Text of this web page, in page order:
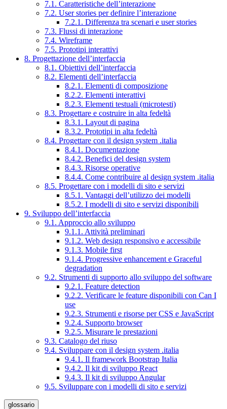
7.1. Caratteristiche dell’interazione
7.2. User stories per definire l’interazione
7.2.1. Differenza tra scenari e user stories
7.3. Flussi di interazione
7.4. Wireframe
7.5. Prototipi interattivi
8. Progettazione dell’interfaccia
8.1. Obiettivi dell’interfaccia
8.2. Elementi dell’interfaccia
8.2.1. Elementi di composizione
8.2.2. Elementi interattivi
8.2.3. Elementi testuali (microtesti)
8.3. Progettare e costruire in alta fedeltà
8.3.1. Layout di pagina
8.3.2. Prototipi in alta fedeltà
8.4. Progettare con il design system .italia
8.4.1. Documentazione
8.4.2. Benefici del design system
8.4.3. Risorse operative
8.4.4. Come contribuire al design system .italia
8.5. Progettare con i modelli di sito e servizi
8.5.1. Vantaggi dell’utilizzo dei modelli
8.5.2. I modelli di sito e servizi disponibili
9. Sviluppo dell’interfaccia
9.1. Approccio allo sviluppo
9.1.1. Attività preliminari
9.1.2. Web design responsivo e accessibile
9.1.3. Mobile first
9.1.4. Progressive enhancement e Graceful
degradation
9.2. Strumenti di supporto allo sviluppo del software
9.2.1. Feature detection
9.2.2. Verificare le feature disponibili con Can I
use
9.2.3. Strumenti e risorse per CSS e JavaScript
9.2.4. Supporto browser
9.2.5. Misurare le prestazioni
9.3. Catalogo del riuso
9.4. Sviluppare con il design system .italia
9.4.1. Il framework Bootstrap Italia
9.4.2. Il kit di sviluppo React
9.4.3. Il kit di sviluppo Angular
9.5. Sviluppare con i modelli di sito e servizi
glossario